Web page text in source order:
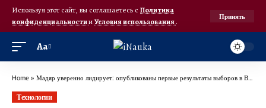
Используя этот сайт, вы соглашаетесь с Политика
конфиденциальностииУсловия использования.
Принять
Аа
Home » Мадяр уверенно лидирует: опубликованы первые результаты выборов в Венгрии
Технологии